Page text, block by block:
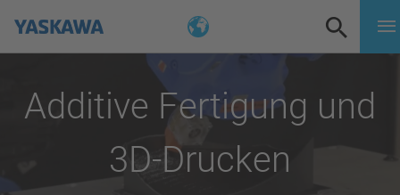
Additive Fertigung und
3D-Drucken